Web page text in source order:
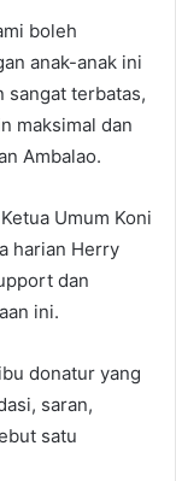
boleh
anak-anak ini
sangat terbatas,
maksimal dan
Ambalao.
Umum Koni
harian Herry
dan
ini.
donatur yang
saran,
satu